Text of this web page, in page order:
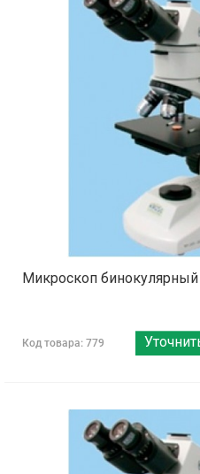
Микроскоп
Код товара: 779